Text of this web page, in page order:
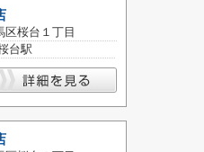
区桜台１丁目
台駅